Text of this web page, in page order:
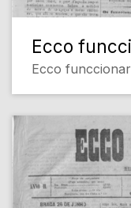
Ecco
Ecco